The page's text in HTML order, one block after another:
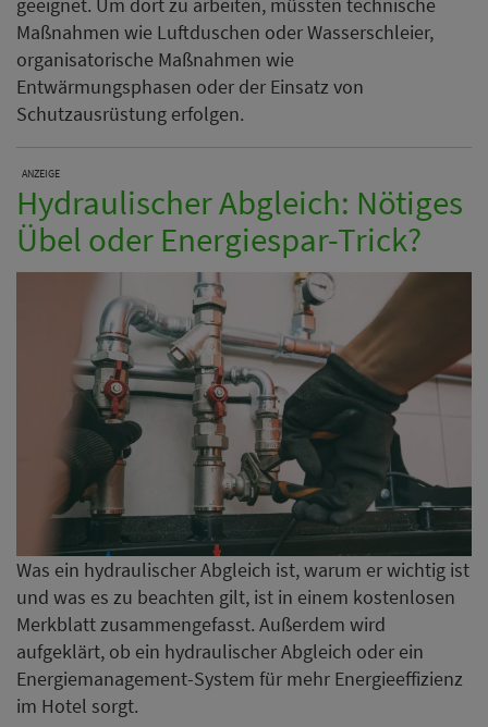
geeignet. Um dort zu arbeiten, müssten technische
Maßnahmen wie Luftduschen oder Wasserschleier,
organisatorische Maßnahmen wie
Entwärmungsphasen oder der Einsatz von
Schutzausrüstung erfolgen.
ANZEIGE
Hydraulischer Abgleich: Nötiges
Übel oder Energiespar-Trick?
Was ein hydraulischer Abgleich ist, warum er wichtig ist
und was es zu beachten gilt, ist in einem kostenlosen
Merkblatt zusammengefasst. Außerdem wird
aufgeklärt, ob ein hydraulischer Abgleich oder ein
Energiemanagement-System für mehr Energieeffizienz
im Hotel sorgt.